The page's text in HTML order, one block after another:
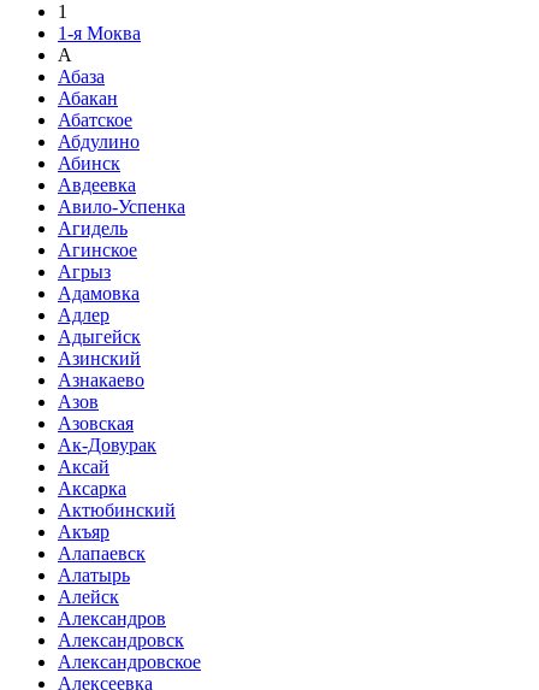
1
1-я Моква
А
Абаза
Абакан
Абатское
Абдулино
Абинск
Авдеевка
Авило-Успенка
Агидель
Агинское
Агрыз
Адамовка
Адлер
Адыгейск
Азинский
Азнакаево
Азов
Азовская
Ак-Довурак
Аксай
Аксарка
Актюбинский
Акъяр
Алапаевск
Алатырь
Алейск
Александров
Александровск
Александровское
Алексеевка